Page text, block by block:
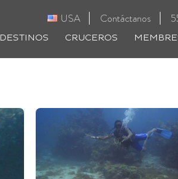
USA Contáctanos
DESTINOS CRUCEROS